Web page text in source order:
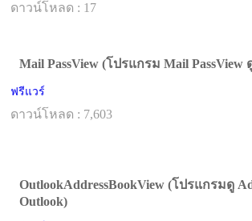
ดาวน์โหลด : 17
Mail PassView (โปรแกรม Mail
ฟรีแวร์
ดาวน์โหลด : 7,603
OutlookAddressBookView (โปรแกรมดู
Outlook)